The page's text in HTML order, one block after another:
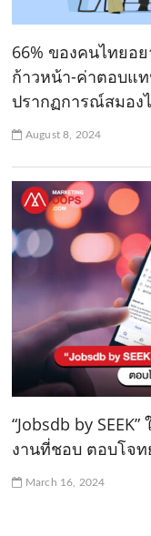
66% ของคนไทยอ
ก้าวหน้า-ค่าตอบแ
ปรากฏการณ์สมอง
August 8, 2024
“Jobsdb by
งานที่ชอบ ตอบโจ
March 16, 2024